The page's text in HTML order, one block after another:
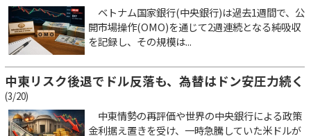
ベトナム国家銀行(中央銀行)は過去1週間で、公
開市場操作(OMO)を通じて2週連続となる純吸収
を記録し、その規模は...
中東リスク後退でドル反落も、為替はドン安圧力続く
(3/20)
中東情勢の再評価や世界の中央銀行による政策
金利据え置きを受け、一時急騰していた米ドルが